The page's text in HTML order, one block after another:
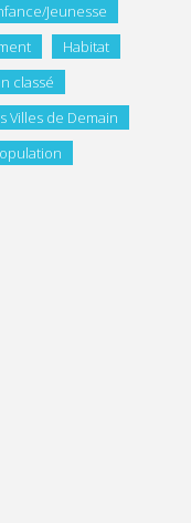
Jeunesse
Habitat
classé
Villes de Demain